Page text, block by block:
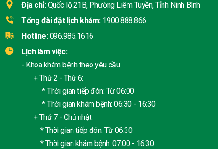
Địa chỉ: Quốc lộ 21B, Phường Liêm Tuyền, Tỉnh Ninh Bình
Tổng đài đặt lịch khám: 1900.888.866
Hotline: 096.985.1616
Lịch làm việc:
- Khoa khám bệnh theo yêu cầu
+ Thứ 2 - Thứ 6:
* Thời gian tiếp đón: Từ 06:00
* Thời gian khám bệnh: 06:30 - 16:30
+ Thứ 7 - Chủ nhật:
* Thời gian tiếp đón: Từ 06:30
* Thời gian khám bệnh: 07:00 - 16:30